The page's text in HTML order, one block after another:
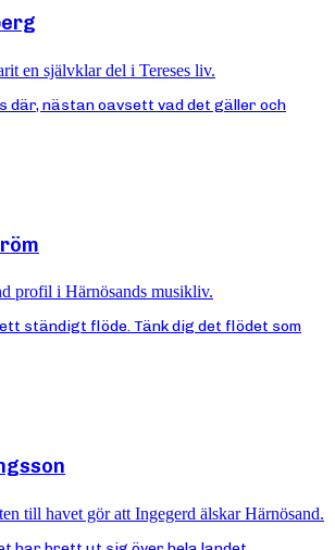
där, nästan oavsett vad det gäller och
ständigt flöde. Tänk dig det flödet som